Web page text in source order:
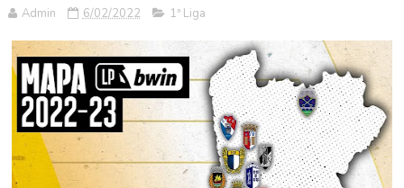
Admin 6/02/2022 1ª Liga